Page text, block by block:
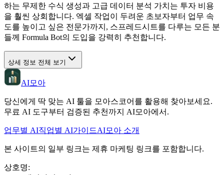
하는 무제한 수식 생성과 고급 데이터 분석 가치는 투자 비용
을 훨씬 상회합니다. 엑셀 작업이 두려운 초보자부터 업무 속
도를 높이고 싶은 전문가까지, 스프레드시트를 다루는 모든 분
들께 Formula Bot의 도입을 강력히 추천합니다.
상세 정보 전체 보기
AI모아
당신에게 딱 맞는 AI 툴을 모아스코어를 활용해 찾아보세요.
무료 AI 도구부터 검증된 추천까지 AI모아에서.
업무별 AI직업별 AI가이드AI모아 소개
본 사이트의 일부 링크는 제휴 마케팅 링크를 포함합니다.
상호명: